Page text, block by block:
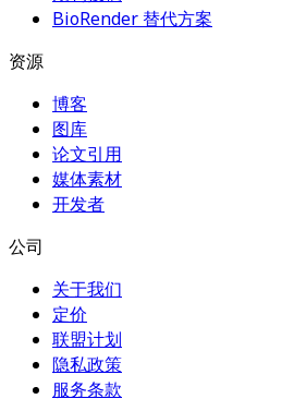
BioRender 替代方案
资源
博客
图库
论文引用
媒体素材
开发者
公司
关于我们
定价
联盟计划
隐私政策
服务条款